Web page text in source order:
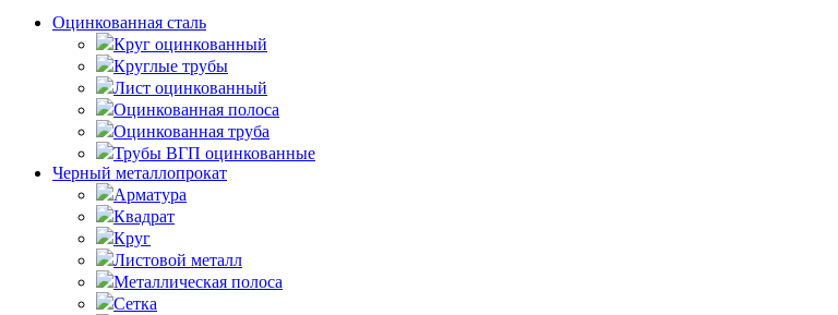
Оцинкованная сталь
Круг оцинкованный
Круглые трубы
Лист оцинкованный
Оцинкованная полоса
Оцинкованная труба
Трубы ВГП оцинкованные
Черный металлопрокат
Арматура
Квадрат
Круг
Листовой металл
Металлическая полоса
Сетка